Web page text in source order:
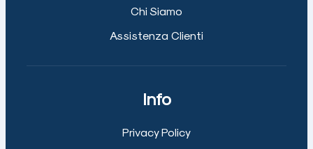
Chi Siamo
Assistenza Clienti
Info
Privacy Policy